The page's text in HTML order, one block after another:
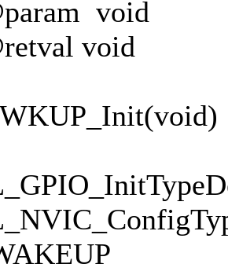
void
void